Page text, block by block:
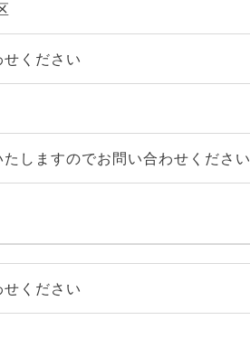
ください
しますのでお問い合わせください
ください